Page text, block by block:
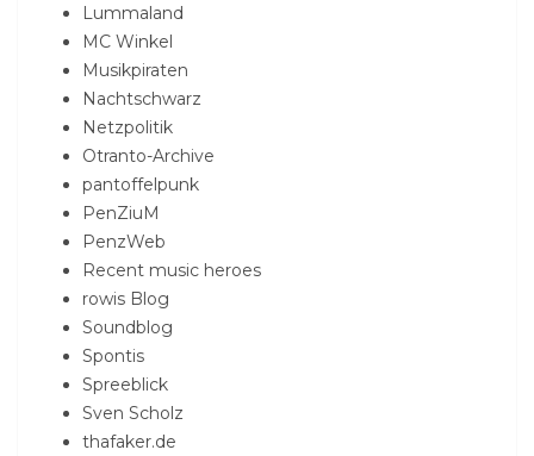
Lummaland
MC Winkel
Musikpiraten
Nachtschwarz
Netzpolitik
Otranto-Archive
pantoffelpunk
PenZiuM
PenzWeb
Recent music heroes
rowis Blog
Soundblog
Spontis
Spreeblick
Sven Scholz
thafaker.de